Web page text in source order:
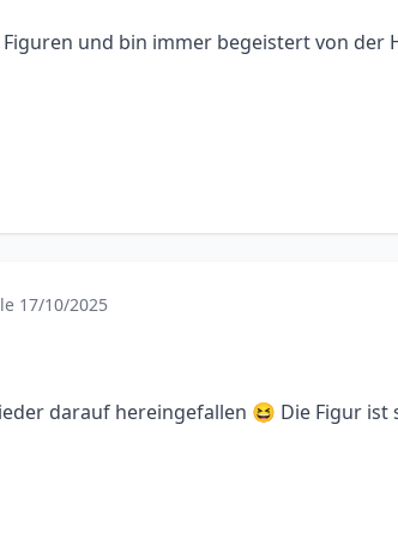
und bin immer begeistert von
17/10/2025
darauf hereingefallen 😆 Die Figur ist